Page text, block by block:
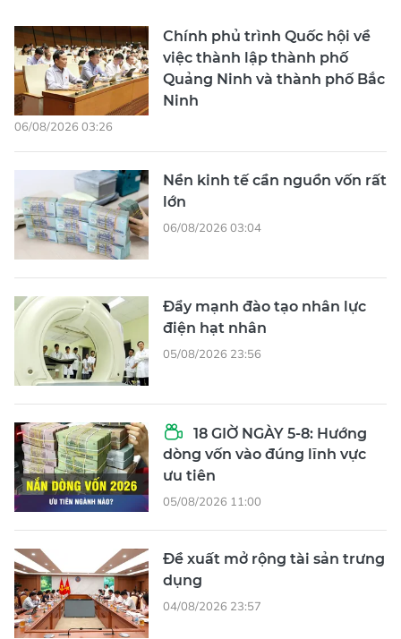
Chính phủ trình Quốc hội về
việc thành lập thành phố
Quảng Ninh và thành phố Bắc
Ninh
06/08/2026 03:26
Nền kinh tế cần nguồn vốn rất
lớn
06/08/2026 03:04
Đẩy mạnh đào tạo nhân lực
điện hạt nhân
05/08/2026 23:56
18 GIỜ NGÀY 5-8: Hướng
dòng vốn vào đúng lĩnh vực
ưu tiên
05/08/2026 11:00
Đề xuất mở rộng tài sản trưng
dụng
04/08/2026 23:57